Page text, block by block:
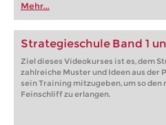
Mehr...
Strategieschule Band 1
Ziel dieses Videokurses ist es, dem
zahlreiche Muster und Ideen aus der
sein Training mitzugeben, um so den
Feinschliff zu erlangen.